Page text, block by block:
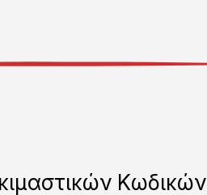
Κωδικών